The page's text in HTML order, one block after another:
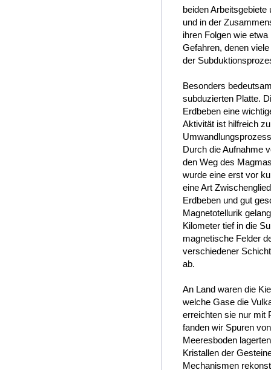
beiden
und in der
ihren Folgen wie
Gefahren, denen
der
Besonders
subduzierten Platte.
Erdbeben eine
Aktivität ist hilfreich
Durch die Aufnahme
den Weg des
wurde eine erst vor
eine Art
Erdbeben und gut
Magnetotellurik
Kilometer tief in die
magnetische Felder
verschiedener
ab.
An Land waren die
welche Gase die
erreichten sie nur mit
fanden wir Spuren
Meeresboden
Kristallen der
Mechanismen